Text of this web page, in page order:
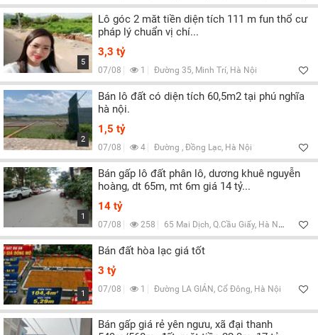
5
Lô góc 2 măt tiền diện tích 111 m fun thổ cư
pháp lý chuẩn vị chí...
3,3 tỷ
07/08 1 Đường 35, Minh Trí, Hà Nội
2
Bán lô đất có diện tích 60,5m2 tại phú nghĩa
hà nội.
1,5 tỷ
07/08 4 Đường , Đồng Lạc, Hà Nội
1
Bán gấp lô đất phân lô, dương khuê nguyễn
hoàng, dt 65m, mt 6m giá 14 tỷ...
14 tỷ
07/08 258 65 Mai Dịch, Q.Cầu Giấy, Hà Nội
1
Bán đất hòa lạc giá tốt
3 tỷ
07/08 1 Đường LA GIÁN, Cổ Đông, Hà Nội
Bán gấp giá rẻ yên ngưu, xã đại thanh